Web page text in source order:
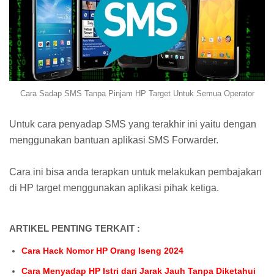
Cara Sadap SMS Tanpa Pinjam HP Target Untuk Semua Operator
Untuk cara penyadap SMS yang terakhir ini yaitu dengan
menggunakan bantuan aplikasi SMS Forwarder.
Cara ini bisa anda terapkan untuk melakukan pembajakan
di HP target menggunakan aplikasi pihak ketiga.
ARTIKEL PENTING TERKAIT :
Cara Hack Nomor HP Orang Iseng 2024
Cara Menyadap HP Istri dari Jarak Jauh Tanpa Diketahui